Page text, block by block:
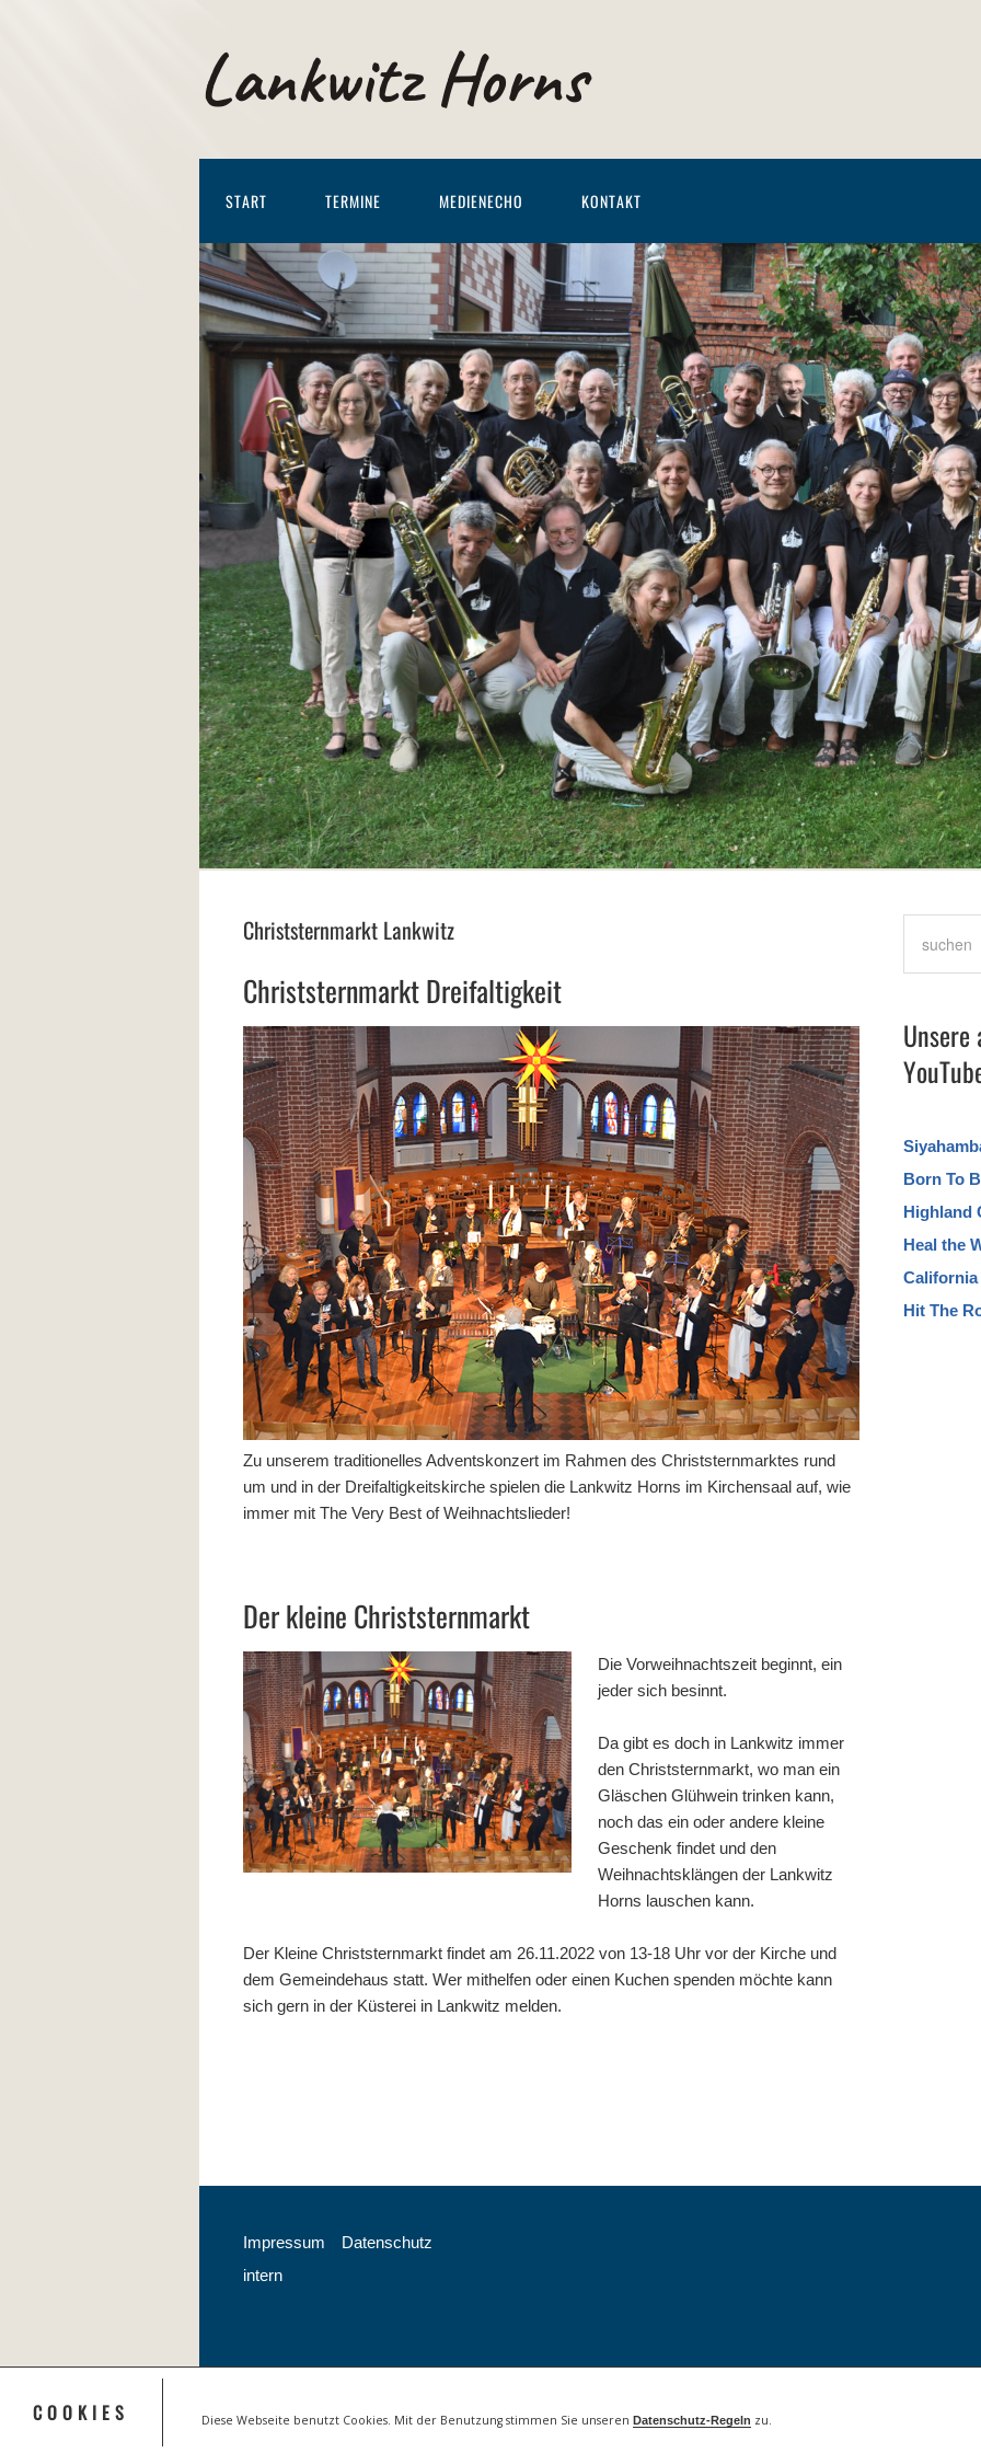
COOKIES Diese Webseite benutzt Cookies. Mit der Benutzung stimmen Sie unseren Datenschutz-Regeln zu.
Lankwitz Horns
START TERMINE MEDIENECHO KONTAKT
Christsternmarkt Lankwitz
Christsternmarkt Dreifaltigkeit
Zu unserem traditionelles Adventskonzert im Rahmen des Christsternmarktes rund
um und in der Dreifaltigkeitskirche spielen die Lankwitz Horns im Kirchensaal auf, wie
immer mit The Very Best of Weihnachtslieder!
Der kleine Christsternmarkt
Die Vorweihnachtszeit beginnt, ein
jeder sich besinnt.
Da gibt es doch in Lankwitz immer
den Christsternmarkt, wo man ein
Gläschen Glühwein trinken kann,
noch das ein oder andere kleine
Geschenk findet und den
Weihnachtsklängen der Lankwitz
Horns lauschen kann.
Der Kleine Christsternmarkt findet am 26.11.2022 von 13-18 Uhr vor der Kirche und
dem Gemeindehaus statt. Wer mithelfen oder einen Kuchen spenden möchte kann
sich gern in der Küsterei in Lankwitz melden.
Born To
Highland
Heal the
Hit The
Impressum
Datenschutz
intern
ChurchWordPress Theme by themehall.com